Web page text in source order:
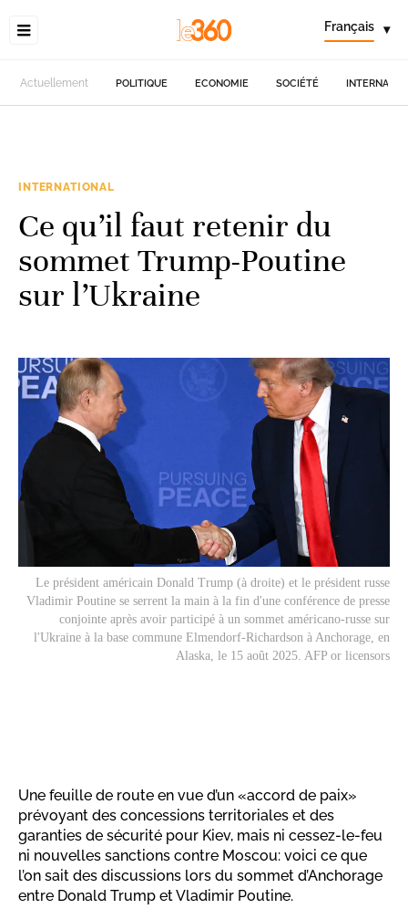
Français ▾
Actuellement POLITIQUE ECONOMIE SOCIÉTÉ
INTERNATIONAL
Ce qu’il faut retenir du
sommet Trump-Poutine
sur l’Ukraine
Le président américain Donald Trump (à droite) et le président russe
Vladimir Poutine se serrent la main à la fin d'une conférence de presse
conjointe après avoir participé à un sommet américano-russe sur
l'Ukraine à la base commune Elmendorf-Richardson à Anchorage, en
Alaska, le 15 août 2025. AFP or licensors
Une feuille de route en vue d’un «accord de paix»
prévoyant des concessions territoriales et des
garanties de sécurité pour Kiev, mais ni cessez-le-feu
ni nouvelles sanctions contre Moscou: voici ce que
l’on sait des discussions lors du sommet d’Anchorage
entre Donald Trump et Vladimir Poutine.